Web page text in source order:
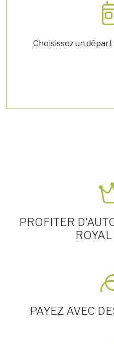
Choisissez un
PROFITER
PAYEZ AVEC